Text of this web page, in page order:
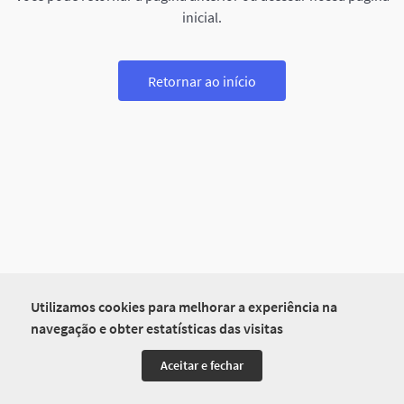
Utilizamos cookies para melhorar a experiência na
navegação e obter estatísticas das visitas
Aceitar e fechar
inicial.
Retornar ao início